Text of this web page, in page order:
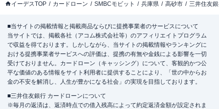
イーデスTOP カードローン SMBCモビット 兵庫県 高砂市 三井住友
■当サイトの掲載情報と掲載商品ならびに提携事業者のサービスについて
当サイトでは、掲載各社（アコム株式会社等）のアフィリエイトプログラム
で収益を得ております。しかしながら、当サイトの掲載情報やランキングに
おける提携事業者サービスへの評価は、提携の有無や金銭による影響を一切
受けておりません。カードローン（キャッシング）について、客観的かつ公
平な価値のある情報をサイト利用者に提供することにより、「世の中からお
金の不安を解消し、人生が豊かになる社会」の実現を目指しております。
■三井住友銀行 カードローンについて
※毎月の返済は、返済時点での借入残高によって約定返済金額が設定されま